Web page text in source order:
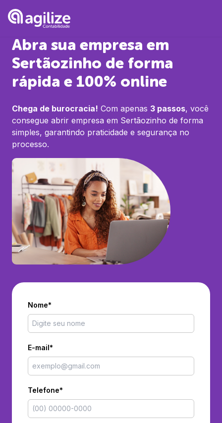
Abra sua empresa em
Sertãozinho de forma
rápida e 100% online
Chega de burocracia! Com apenas 3 passos, você
consegue abrir empresa em Sertãozinho de forma
simples, garantindo praticidade e segurança no
processo.
Nome*
E-mail*
Telefone*